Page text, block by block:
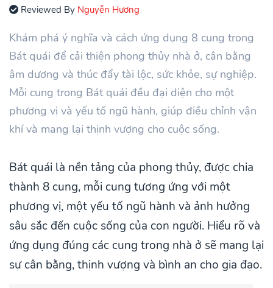
Reviewed By Nguyễn Hương
Khám phá ý nghĩa và cách ứng dụng 8 cung trong
Bát quái để cải thiện phong thủy nhà ở, cân bằng
âm dương và thúc đẩy tài lộc, sức khỏe, sự nghiệp.
Mỗi cung trong Bát quái đều đại diện cho một
phương vị và yếu tố ngũ hành, giúp điều chỉnh vận
khí và mang lại thịnh vượng cho cuộc sống.
Bát quái là nền tảng của phong thủy, được chia
thành 8 cung, mỗi cung tương ứng với một
phương vị, một yếu tố ngũ hành và ảnh hưởng
sâu sắc đến cuộc sống của con người. Hiểu rõ và
ứng dụng đúng các cung trong nhà ở sẽ mang lại
sự cân bằng, thịnh vượng và bình an cho gia đạo.